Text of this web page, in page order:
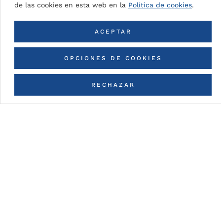
de las cookies en esta web en la Política de cookies.
OPCIONES DE COOKIES
RECHAZAR
ACEPTAR